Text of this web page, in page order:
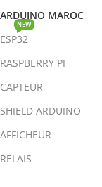
ARDUINO MAROC
ESP32
NEW
RASPBERRY PI
CAPTEUR
SHIELD ARDUINO
AFFICHEUR
RELAIS